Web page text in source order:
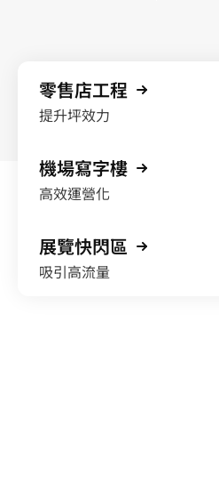
零售店工程
提升坪效力
機場寫字樓
高效運營化
展覽快閃區
吸引高流量